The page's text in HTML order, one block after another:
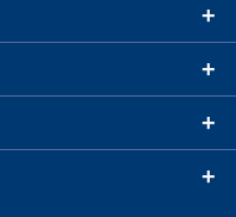
+
+
+
+